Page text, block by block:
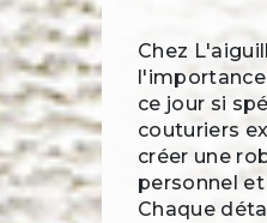
Chez
l'importance
ce jour si
couturiers
créer une
personnel
Chaque